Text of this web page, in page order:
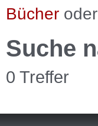
Bücher
Suche
0 Treffer